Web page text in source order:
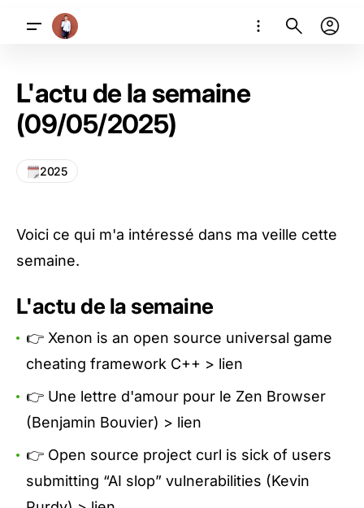
L'actu de la semaine
(09/05/2025)
2025
Voici ce qui m'a intéressé dans ma veille cette
semaine.
L'actu de la semaine
👉 Xenon is an open source universal game
cheating framework C++ > lien
👉 Une lettre d'amour pour le Zen Browser
(Benjamin Bouvier) > lien
👉 Open source project curl is sick of users
submitting “AI slop” vulnerabilities (Kevin